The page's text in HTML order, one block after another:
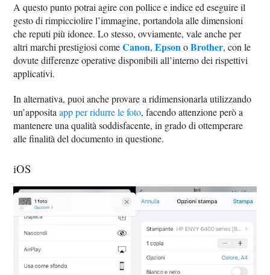
A questo punto potrai agire con pollice e indice ed eseguire il
gesto di rimpicciolire l’immagine, portandola alle dimensioni
che reputi più idonee. Lo stesso, ovviamente, vale anche per
altri marchi prestigiosi comeCanon,EpsonoBrother, con le
dovute differenze operative disponibili all’interno dei rispettivi
applicativi.
In alternativa, puoi anche provare a ridimensionarla utilizzando
un’appositaapp per ridurre le foto, facendo attenzione però a
mantenere una qualità soddisfacente, in grado di ottemperare
alle finalità del documento in questione.
iOS